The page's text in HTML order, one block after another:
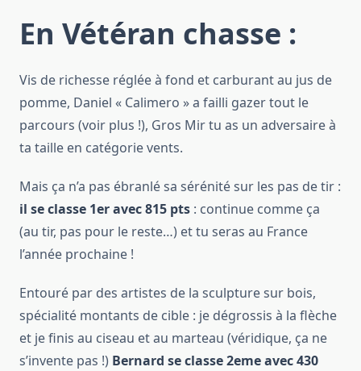
En Vétéran chasse :
Vis de richesse réglée à fond et carburant au jus de
pomme, Daniel « Calimero » a failli gazer tout le
parcours (voir plus !), Gros Mir tu as un adversaire à
ta taille en catégorie vents.
Mais ça n’a pas ébranlé sa sérénité sur les pas de tir :
il se classe 1er avec 815 pts : continue comme ça
(au tir, pas pour le reste…) et tu seras au France
l’année prochaine !
Entouré par des artistes de la sculpture sur bois,
spécialité montants de cible : je dégrossis à la flèche
et je finis au ciseau et au marteau (véridique, ça ne
s’invente pas !) Bernard se classe 2eme avec 430